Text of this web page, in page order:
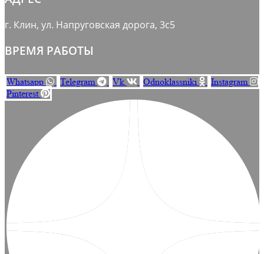
г. Клин, ул. Напруговская дорога, 3с5
ВРЕМЯ РАБОТЫ
Whatsapp Telegram Vk Odnoklassniki
Instagram
Pinterest